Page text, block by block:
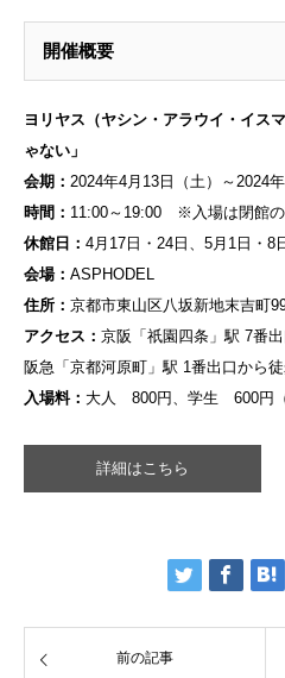
開催概要
ヨリヤス（ヤシン・アラウイ・イス
ゃない」
会期： 2024年4月13日（土）～2024年
時間： 11:00～19:00 ※入場は閉館の
休館日： 4月17日・24日、5月1日・8
会場： ASPHODEL
住所： 京都市東山区八坂新地末吉町
アクセス： 京阪「祇園四条」駅 7番
阪急「京都河原町」駅 1番出口から
入場料： 大人 800円、学生 600円
詳細はこちら
前の記事